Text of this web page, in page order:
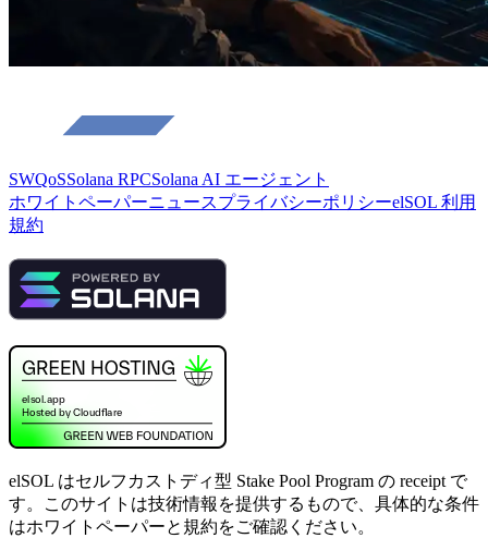
SWQoSSolana RPCSolana AI エージェント
ホワイトペーパーニュースプライバシーポリシーelSOL 利用
規約
elSOL はセルフカストディ型 Stake Pool Program の receipt で
す。このサイトは技術情報を提供するもので、具体的な条件
はホワイトペーパーと規約をご確認ください。